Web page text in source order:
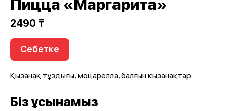
Пицца «Маргарита»
2490 ₸
Себетке
Қызанақ тұздығы, моцарелла, балғын кызанақтар
Біз ұсынамыз